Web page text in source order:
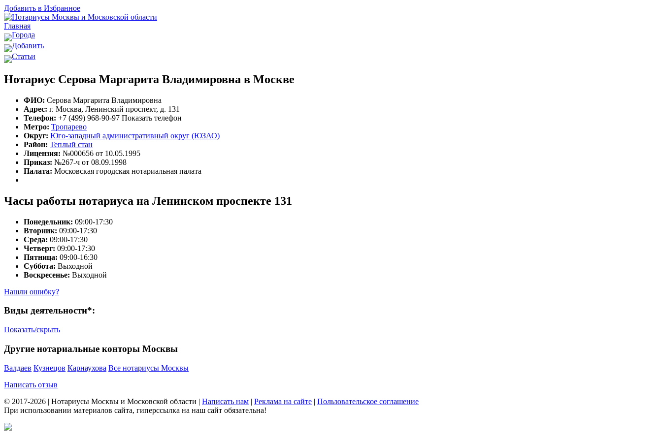
Добавить в Избранное
Главная
Города
Добавить
Статьи
Нотариус Серова Маргарита Владимировна в Москве
ФИО: Серова Маргарита Владимировна
Адрес: г. Москва, Ленинский проспект, д. 131
Телефон: +7 (499) 968-90-97 Показать телефон
Метро: Тропарево
Округ: Юго-западный административный округ (ЮЗАО)
Район: Теплый стан
Лицензия: №000656 от 10.05.1995
Приказ: №267-ч от 08.09.1998
Палата: Московская городская нотариальная палата
Часы работы нотариуса на Ленинском проспекте 131
Понедельник: 09:00-17:30
Вторник: 09:00-17:30
Среда: 09:00-17:30
Четверг: 09:00-17:30
Пятница: 09:00-16:30
Суббота: Выходной
Воскресенье: Выходной
Нашли ошибку?
Виды деятельности*:
Показать/скрыть
Другие нотариальные конторы Москвы
Валдаев Кузнецов Карнаухова Все нотариусы Москвы
Написать отзыв
© 2017-2026 | Нотариусы Москвы и Московской области | Написать нам | Реклама на сайте | Пользовательское соглашение
При использовании материалов сайта, гиперссылка на наш сайт обязательна!